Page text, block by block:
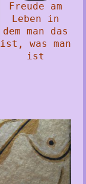
Freude am
Leben in
dem man das
ist, was man
ist